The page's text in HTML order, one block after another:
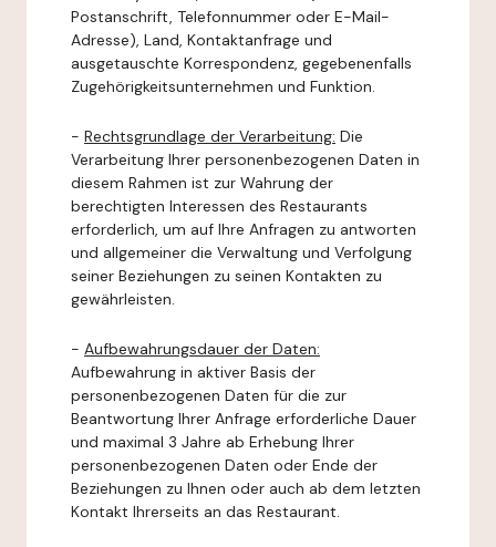
Postanschrift, Telefonnummer oder E-Mail-
Adresse), Land, Kontaktanfrage und
ausgetauschte Korrespondenz, gegebenenfalls
Zugehörigkeitsunternehmen und Funktion.
- Rechtsgrundlage der Verarbeitung: Die
Verarbeitung Ihrer personenbezogenen Daten in
diesem Rahmen ist zur Wahrung der
berechtigten Interessen des Restaurants
erforderlich, um auf Ihre Anfragen zu antworten
und allgemeiner die Verwaltung und Verfolgung
seiner Beziehungen zu seinen Kontakten zu
gewährleisten.
- Aufbewahrungsdauer der Daten:
Aufbewahrung in aktiver Basis der
personenbezogenen Daten für die zur
Beantwortung Ihrer Anfrage erforderliche Dauer
und maximal 3 Jahre ab Erhebung Ihrer
personenbezogenen Daten oder Ende der
Beziehungen zu Ihnen oder auch ab dem letzten
Kontakt Ihrerseits an das Restaurant.